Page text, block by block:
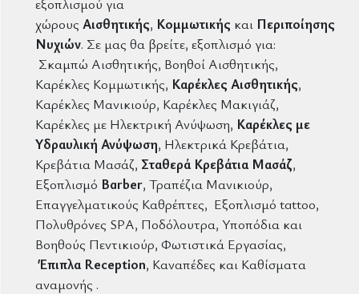
χώρους Αισθητικής, Κομμωτικής και Περιποίησης
Νυχιών. Σε μας θα βρείτε, εξοπλισμό για:
Σκαμπώ Αισθητικής, Βοηθοί Αισθητικής,
Καρέκλες Κομμωτικής, Καρέκλες Αισθητικής,
Καρέκλες Μανικιούρ, Καρέκλες Μακιγιάζ,
Καρέκλες με Ηλεκτρική Ανύψωση, Καρέκλες με
Υδραυλική Ανύψωση, Ηλεκτρικά Κρεβάτια,
Κρεβάτια Μασάζ, Σταθερά Κρεβάτια Μασάζ,
Εξοπλισμό Barber, Τραπέζια Μανικιούρ,
Επαγγελματικούς Καθρέπτες, Εξοπλισμό tattoo,
Πολυθρόνες SPA, Ποδόλουτρα, Υποπόδια και
Βοηθούς Πεντικιούρ, Φωτιστικά Εργασίας,
Έπιπλα Reception, Καναπέδες και Καθίσματα
αναμονής .